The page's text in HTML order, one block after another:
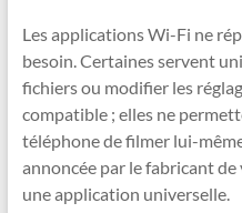
Les applications Wi-Fi ne
besoin. Certaines servent
fichiers ou modifier les
compatible ; elles ne
téléphone de filmer lui-
annoncée par le fabricant
une application universelle.